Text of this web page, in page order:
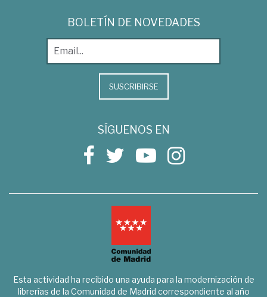
BOLETÍN DE NOVEDADES
SUSCRIBIRSE
SÍGUENOS EN
Esta actividad ha recibido una ayuda para la modernización de
librerías de la Comunidad de Madrid correspondiente al año